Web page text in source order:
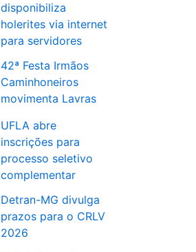
disponibiliza
holerites via internet
para servidores
42ª Festa Irmãos
Caminhoneiros
movimenta Lavras
UFLA abre
inscrições para
processo seletivo
complementar
Detran-MG divulga
prazos para o CRLV
2026